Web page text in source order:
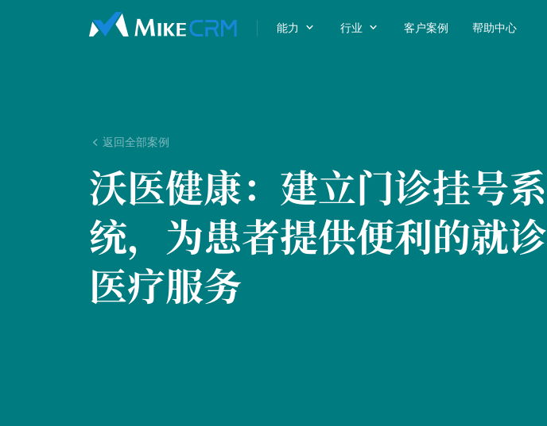
能力  行业  客户案例 帮助中心
 返回全部案例
沃医健康： 建立门诊挂号系
统，为患者提供便利的就诊
医疗服务